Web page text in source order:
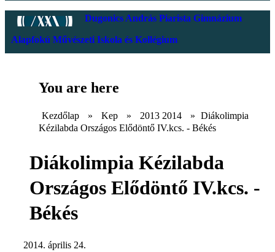
Dugonics András Piarista Gimnázium
Alapfokú Művészeti Iskola és Kollégium
You are here
Kezdőlap » Kep » 2013 2014 » Diákolimpia
Kézilabda Országos Elődöntő IV.kcs. - Békés
Diákolimpia Kézilabda
Országos Elődöntő IV.kcs. -
Békés
2014. április 24.